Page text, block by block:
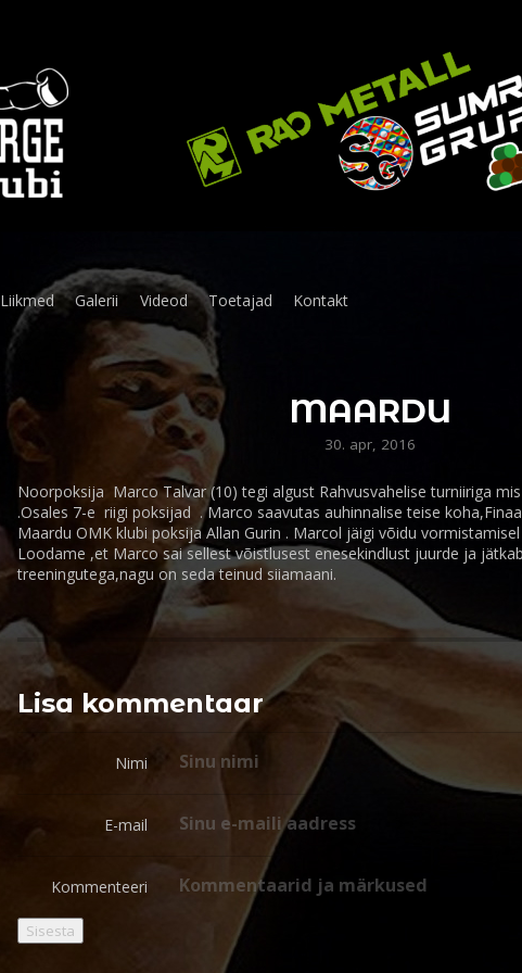
Liikmed Galerii Videod Toetajad Kontakt
MAARDU
30. apr, 2016
Noorpoksija Marco Talvar (10) tegi algust Rahvusvahelise turniiriga
.Osales 7-e riigi poksijad . Marco saavutas auhinnalise teise
Maardu OMK klubi poksija Allan Gurin . Marcol jäigi võidu
Loodame ,et Marco sai sellest võistlusest enesekindlust juurde ja
treeningutega,nagu on seda teinud siiamaani.
Lisa kommentaar
Nimi
E-mail
Kommenteeri